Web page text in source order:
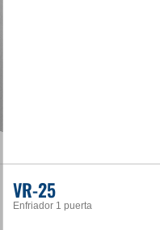
VR-25
Enfriador 1 puerta